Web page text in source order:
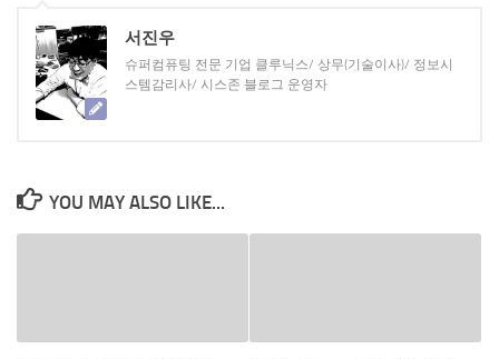
서진우
슈퍼컴퓨팅 전문 기업 클루닉스/ 상무(기술이사)/ 정보시
스템감리사/ 시스존 블로그 운영자
YOU MAY ALSO LIKE...